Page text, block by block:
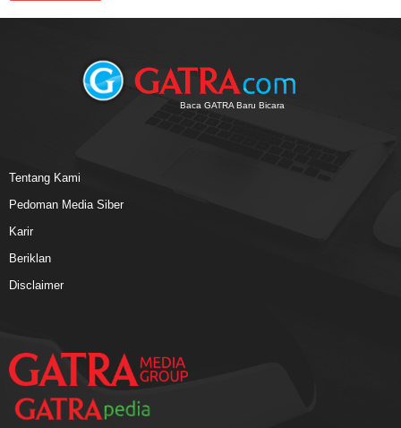
Baca GATRA Baru Bicara
Tentang Kami
Pedoman Media Siber
Karir
Beriklan
Disclaimer